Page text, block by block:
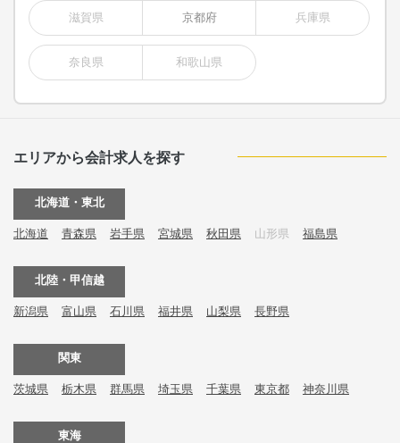
滋賀県 京都府 兵庫県
奈良県 和歌山県
エリアから会計求人を探す
北海道・東北
北海道 青森県 岩手県 宮城県 秋田県 山形県 福島県
北陸・甲信越
新潟県 富山県 石川県 福井県 山梨県 長野県
関東
茨城県 栃木県 群馬県 埼玉県 千葉県 東京都 神奈川県
東海